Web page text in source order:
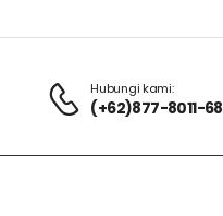
Hubungi kami:
(+62)877-8011-